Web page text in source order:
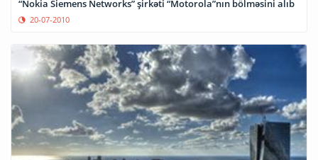
“Nokia Siemens Networks” şirkəti “Motorola”nın bölməsini alıb
20-07-2010